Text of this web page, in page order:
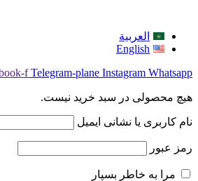
العربية
English
f Telegram-plane Instagram Whatsapp
هیچ محصولی در سبد خرید نیست.
نام کاربری یا نشانی ایمیل
رمز عبور
مرا به خاطر بسپار